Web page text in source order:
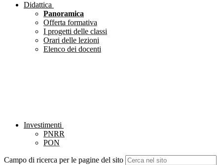
Didattica
Panoramica
Offerta formativa
I progetti delle classi
Orari delle lezioni
Elenco dei docenti
Investimenti
PNRR
PON
Campo di ricerca per le pagine del sito